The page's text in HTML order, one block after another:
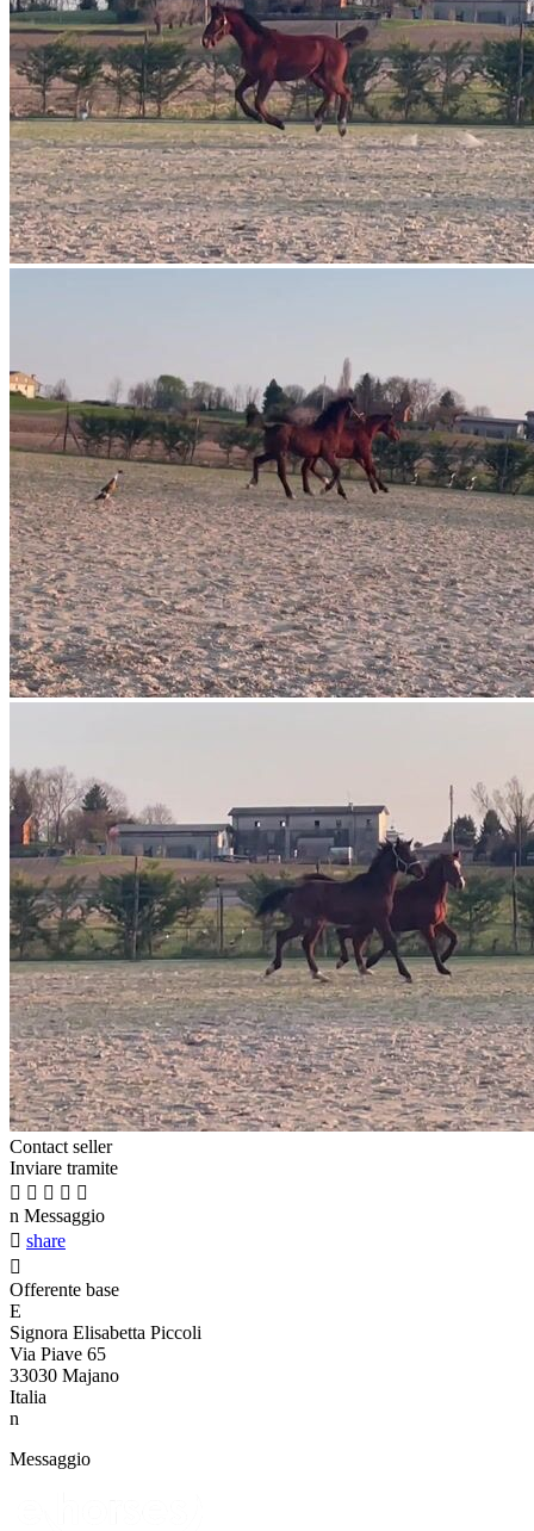
Contact seller
Inviare tramite
    
n Messaggio
 share

Offerente base
E
Signora Elisabetta Piccoli
Via Piave 65
33030 Majano
Italia
n
Messaggio